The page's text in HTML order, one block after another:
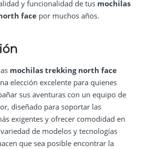
y funcionalidad de tus mochilas
facepor muchos años.
mochilas trekking north face
elección excelente para quienes
sus aventuras con un equipo de
diseñado para soportar las
exigentes y ofrecer comodidad en
de modelos y tecnologías
que sea posible encontrar la